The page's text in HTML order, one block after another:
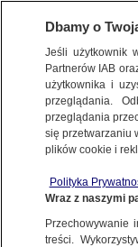
ŁÓDŹ
osiem osób
Piotr
Dbamy o
Jeśli użytkownik
Partnerów IAB
użytkownika i
przeglądania.
przeglądania
się przetwarzaniu
plików cookie i
Polityka
Wraz z naszymi
Przechowywanie
treści.